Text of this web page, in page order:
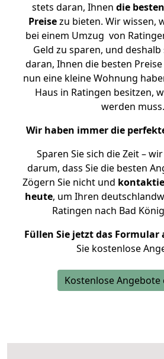
stets daran, Ihnen die
Preisezu bieten. Wir wissen,
bei einem Umzug von
Geld zu sparen, und
daran, Ihnen die besten
nun eine kleine Wohnung
Haus in Ratingen besitzen,
werden muss.
Wir haben immer die
Sparen Sie sich die Zeit –
darum, dass Sie die besten
Zögern Sie nicht und
heute, um Ihren
Ratingen nach Bad
Füllen Sie jetzt das Formular
Sie kostenlose
Kostenlose Angebote